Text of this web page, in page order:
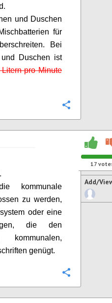
und Duschen
für
Bei
und Duschen ist
Litern pro Minute
kommunale
zu werden,
oder eine
die den
kommunalen,
genügt.
17
Add/